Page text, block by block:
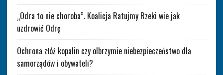
„Odra to nie choroba”. Koalicja Ratujmy Rzeki wie jak
uzdrowić Odrę
Ochrona złóż kopalin czy olbrzymie niebezpieczeństwo dla
samorządów i obywateli?